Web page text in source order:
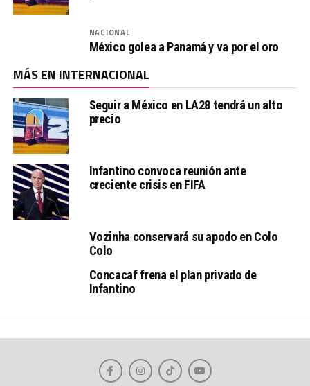
NACIONAL
México golea a Panamá y va por el oro
MÁS EN INTERNACIONAL
Seguir a México en LA28 tendrá un alto
precio
Infantino convoca reunión ante
creciente crisis en FIFA
Vozinha conservará su apodo en Colo
Colo
Concacaf frena el plan privado de
Infantino